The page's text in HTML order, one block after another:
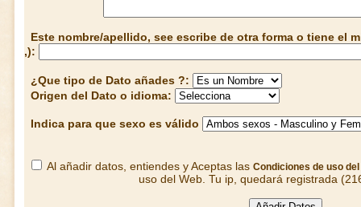
Este nombre/apellido, see escribe de otra forma o tiene el
,):
¿Que tipo de Dato añades ?:
Origen del Dato o idioma:
Indica para que sexo es válido
Al añadir datos, entiendes y Aceptas las Condiciones de uso del
uso del Web. Tu ip, quedará registrada